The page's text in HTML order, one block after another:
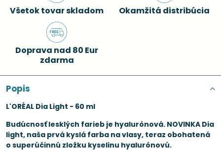
Všetok tovar skladom Okamžitá distribúcia
Doprava nad 80 Eur
zdarma
Popis
L'ORÉAL Dia Light - 60 ml
Budúcnosť lesklých farieb je hyalurónová. NOVINKA Dia
light, naša prvá kyslá farba na vlasy, teraz obohatená
o superúčinnú zložku kyselinu hyalurónovú.